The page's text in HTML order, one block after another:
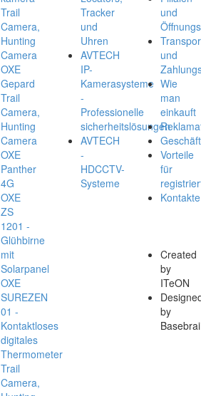
Trail
Camera,
Hunting
Camera
OXE
Gepard
Trail
Camera,
Hunting
Camera
OXE
Panther
4G
OXE
ZS
1201 -
Glühbirne
mit
Solarpanel
OXE
SUREZEN
01 -
Kontaktloses
digitales
Thermometer
Trail
Camera,
Tracker
und
Uhren
AVTECH
IP-
Kamerasysteme
-
Professionelle
sicherheitslösungen
AVTECH
-
HDCCTV-
Systeme
und
und
Wie
man
einkauft
Vorteile
für
Kontakte
Created
by
ITeON
by